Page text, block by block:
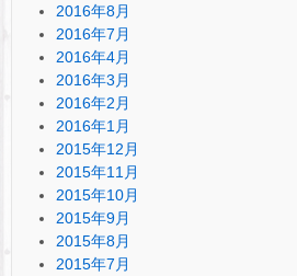
2016年8月
2016年7月
2016年4月
2016年3月
2016年2月
2016年1月
2015年12月
2015年11月
2015年10月
2015年9月
2015年8月
2015年7月